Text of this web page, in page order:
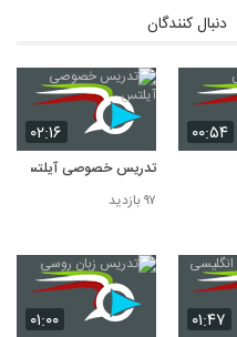
دنبال کنندگان
۰۰:۵۴ ۰۲:۱۶
تدریس خصوصی آیلتس
۹۷ بازدید
۰۱:۴۷ ۰۱:۰۰